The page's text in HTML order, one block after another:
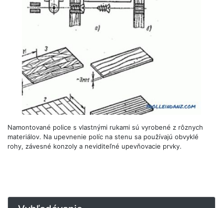
Namontované police s vlastnými rukami sú vyrobené z rôznych
materiálov. Na upevnenie políc na stenu sa používajú obvyklé
rohy, závesné konzoly a neviditeľné upevňovacie prvky.